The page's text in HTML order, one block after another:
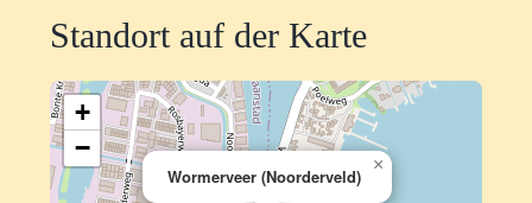
Standort auf der Karte
Wormerveer (Noorderveld)
×
+
−